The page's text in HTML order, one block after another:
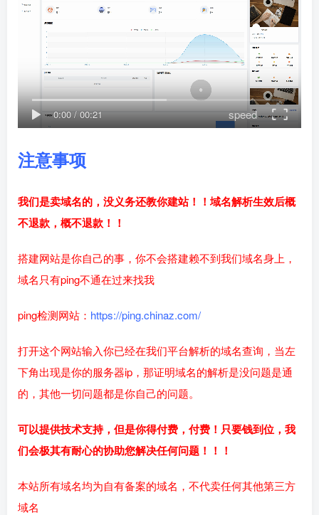
0:00/00:21 speed
注意事项
我们是卖域名的，没义务还教你建站！！ 域名解析生效后概
不退款，概不退款！！
搭建网站是你自己的事，你不会搭建赖不到我们域名身上，
域名只有ping不通在过来找我
ping检测网站： https://ping.chinaz.com/
打开这个网站输入你已经在我们平台解析的域名查询，当左
下角出现是你的服务器ip，那证明域名的解析是没问题是通
的，其他一切问题都是你自己的问题。
可以提供技术支持，但是你得付费，付费！ 只要钱到位，我
们会极其有耐心的协助您解决任何问题！！！
本站所有域名均为自有备案的域名，不代卖任何其他第三方
域名